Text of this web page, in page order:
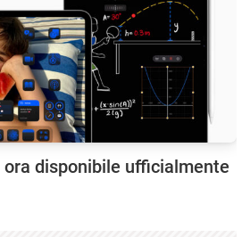
ora disponibile ufficialmente